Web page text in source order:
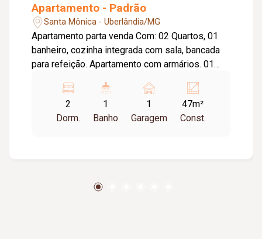
Apartamento - Padrão
Santa Mônica - Uberlândia/MG
Apartamento parta venda Com: 02 Quartos, 01
banheiro, cozinha integrada com sala, bancada
para refeição. Apartamento com armários. 01
2
Dorm.
1
Banho
1
Garagem
47m²
Const.